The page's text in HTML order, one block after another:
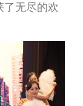
了无尽的欢